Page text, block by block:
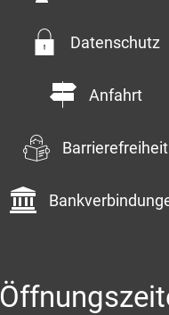
Datenschutz
Anfahrt
Barrierefreiheit